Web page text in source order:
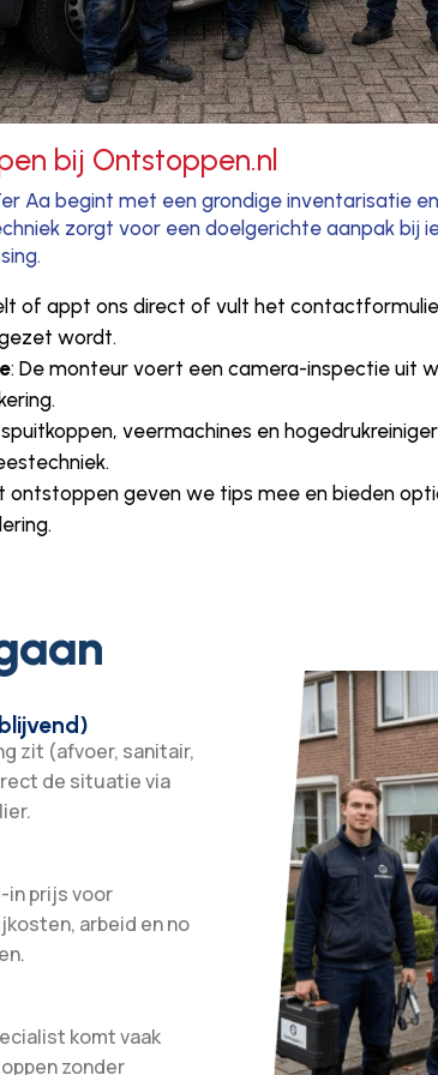
bij Ontstoppen.nl
Aa begint met een grondige inventarisatie
zorgt voor een doelgerichte aanpak bij
of appt ons direct of vult het
wordt.
: De monteur voert een camera-inspectie uit
spuitkoppen, veermachines en
ontstoppen geven we tips mee en bieden
zit (afvoer, sanitair,
de situatie via
in prijs voor
arbeid en no
komt vaak
zonder